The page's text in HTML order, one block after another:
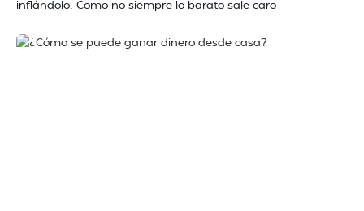
inflándolo. Como no siempre lo barato sale caro